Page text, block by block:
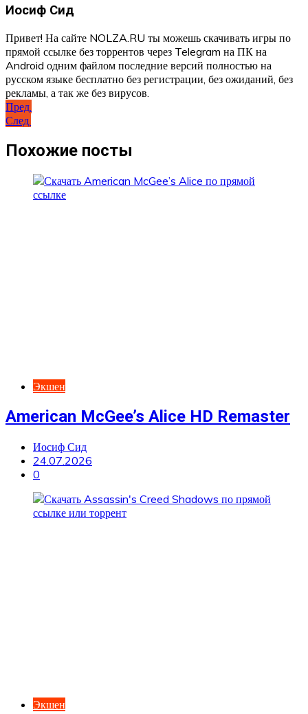
Иосиф Сид
Привет! На сайте NOLZA.RU ты можешь скачивать игры по
прямой ссылке без торрентов через Telegram на ПК на
Android одним файлом последние версий полностью на
русском языке бесплатно без регистрации, без ожиданий, без
рекламы, а так же без вирусов.
Навигация
по
записям
Пред.
След.
Похожие посты
Экшен
American McGee’s Alice HD Remaster
Иосиф Сид
24.07.2026
0
Экшен